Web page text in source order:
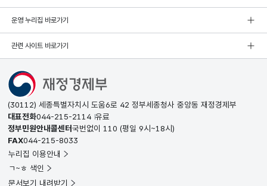
운영 누리집 바로가기
관련 사이트 바로가기
(30112) 세종특별자치시 도움6로 42 정부세종청사 중앙동 재정경제부
대표전화044-215-2114 유료
정부민원안내콜센터국번없이 110 (평일 9시~18시)
FAX044-215-8033
누리집 이용안내
ㄱ~ㅎ 색인
문서보기 내려받기